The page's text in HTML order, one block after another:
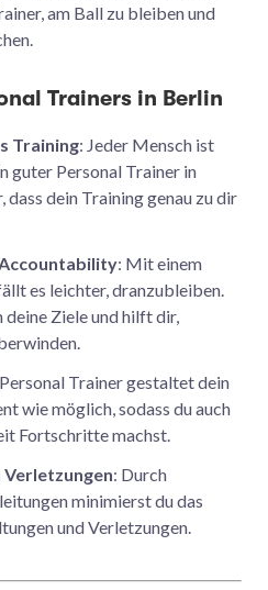
am Ball zu bleiben und
Trainers in Berlin
Training: Jeder Mensch ist
guter Personal Trainer in
dass dein Training genau zu dir
: Mit einem
es leichter, dranzubleiben.
deine Ziele und hilft dir,
Trainer gestaltet dein
wie möglich, sodass du auch
Fortschritte machst.
: Durch
minimierst du das
und Verletzungen.